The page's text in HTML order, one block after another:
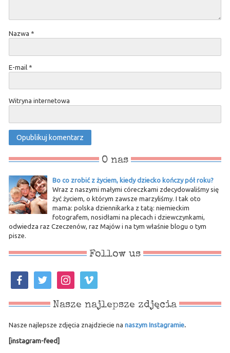
Nazwa *
E-mail *
Witryna internetowa
O nas
Bo co zrobić z życiem, kiedy dziecko kończy pół roku?
Wraz z naszymi małymi córeczkami zdecydowaliśmy się
żyć życiem, o którym zawsze marzyliśmy. I tak oto
mama: polska dziennikarka z tatą: niemieckim
fotografem, nosidłami na plecach i dziewczynkami,
odwiedza raz Czeczenów, raz Majów i na tym właśnie blogu o tym
pisze.
Follow us
facebooktwitter instagramvimeo
Nasze najlepsze zdjęcia
Nasze najlepsze zdjęcia znajdziecie na naszym Instagramie.
[instagram-feed]